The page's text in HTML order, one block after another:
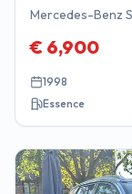
Mercedes-Benz
€ 6,900
1998
Essence